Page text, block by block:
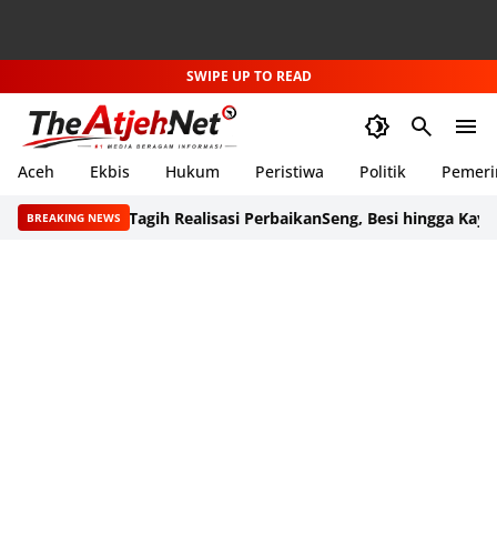
SWIPE UP TO READ
Aceh Ekbis Hukum Peristiwa Politik
BREAKING NEWS
Utara Tagih Realisasi PerbaikanSeng, Besi hingga Kayu Bekas